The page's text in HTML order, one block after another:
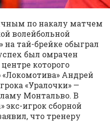
по накалу матчем
волейбольной
тай-брейке обыграл
был омрачен
которого
Андрей
«Уралочки» —
Монтальво. В
экс-игрок сборной
что тренеру